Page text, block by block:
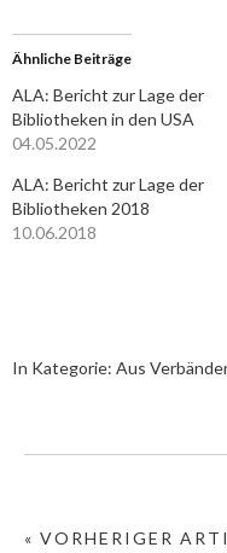
Ähnliche Beiträge
ALA: Bericht zur Lage der
Bibliotheken in den USA
04.05.2022
ALA: Bericht zur Lage der
Bibliotheken 2018
10.06.2018
In Kategorie: Aus
« VORHERIGER